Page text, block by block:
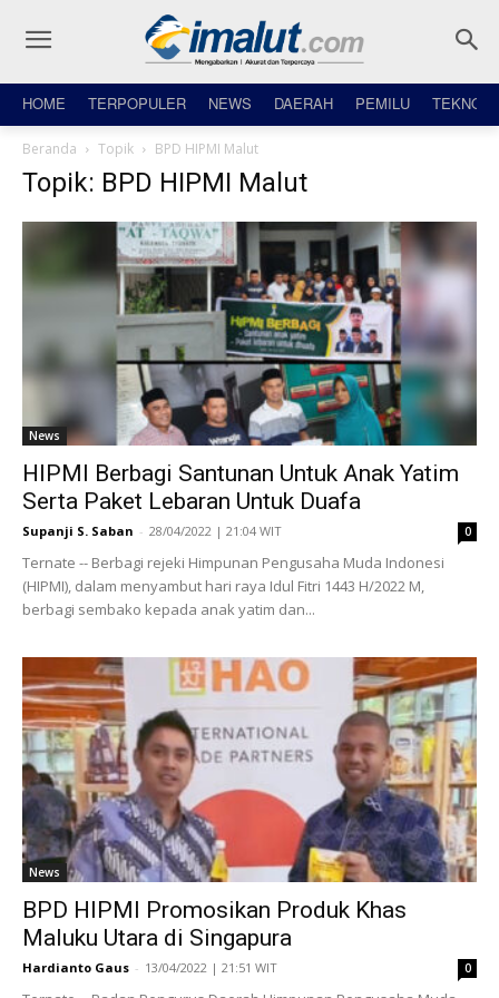
HOME TERPOPULER NEWS DAERAH PEMILU TEKNO
Beranda Topik BPD HIPMI Malut
Topik: BPD HIPMI Malut
News
HIPMI Berbagi Santunan Untuk Anak Yatim
Serta Paket Lebaran Untuk Duafa
Supanji S. Saban - 28/04/2022 | 21:04 WIT 0
Ternate -- Berbagi rejeki Himpunan Pengusaha Muda Indonesi
(HIPMI), dalam menyambut hari raya Idul Fitri 1443 H/2022 M,
berbagi sembako kepada anak yatim dan...
News
BPD HIPMI Promosikan Produk Khas
Maluku Utara di Singapura
Hardianto Gaus - 13/04/2022 | 21:51 WIT 0